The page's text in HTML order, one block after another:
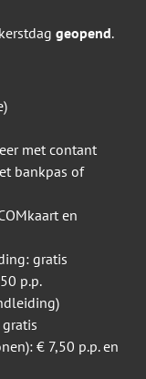
geopend.
met contant
bankpas of
en
gratis
p.p.
€ 7,50 p.p. en